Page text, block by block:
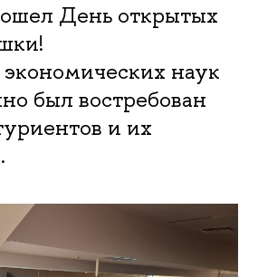
День открытых
наук
был востребован
и их